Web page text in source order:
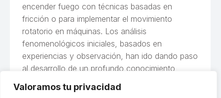
Valoramos tu privacidad
encender fuego con técnicas basadas en
fricción o para implementar el movimiento
rotatorio en máquinas. Los análisis
fenomenológicos iniciales, basados en
experiencias y observación, han ido dando paso
al desarrollo de un profundo conocimiento
científico, capaz de responder a grandes
desafíos a nivel mundial.Por el Prof. Javier